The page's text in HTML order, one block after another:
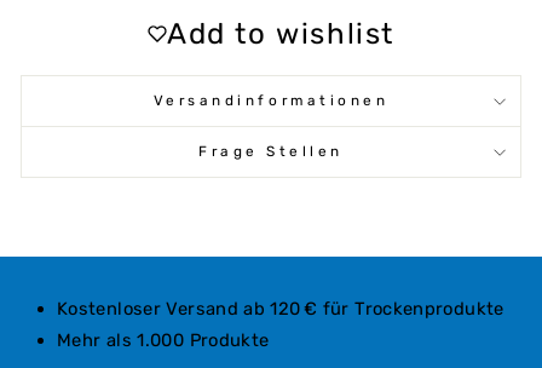
Add to wishlist
Versandinformationen
Frage Stellen
Kostenloser Versand ab 120 € für Trockenprodukte
Mehr als 1.000 Produkte